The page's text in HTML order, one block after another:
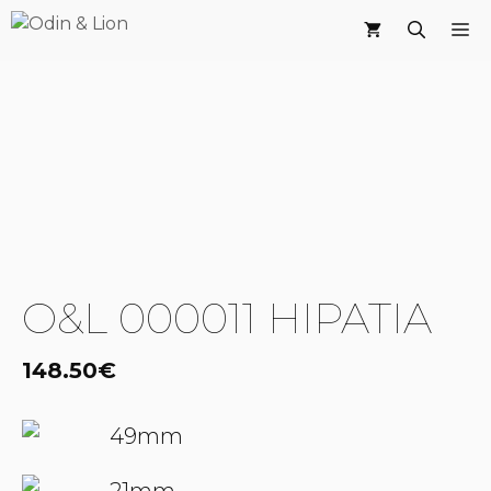
Saltar
O&L 000011 HIPATIA
148.50€
49mm